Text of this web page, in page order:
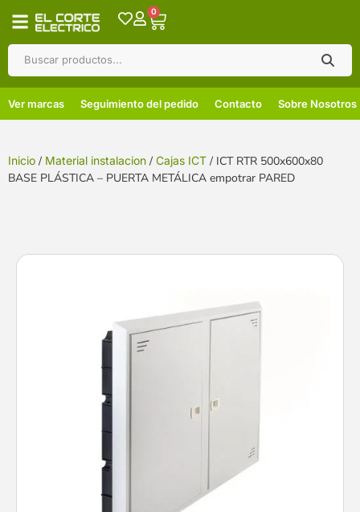
0
Ver marcas Seguimiento del pedido Contacto Sobre Nosotros
Inicio / Material instalacion / Cajas ICT / ICT RTR 500x600x80
BASE PLÁSTICA – PUERTA METÁLICA empotrar PARED